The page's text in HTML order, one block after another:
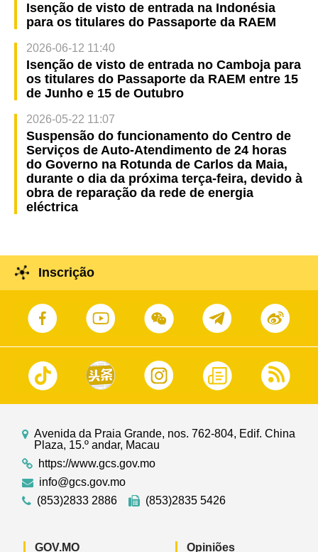
Isenção de visto de entrada na Indonésia
para os titulares do Passaporte da RAEM
2026-06-12 11:40
Isenção de visto de entrada no Camboja para
os titulares do Passaporte da RAEM entre 15
de Junho e 15 de Outubro
2026-05-22 11:07
Suspensão do funcionamento do Centro de
Serviços de Auto-Atendimento de 24 horas
do Governo na Rotunda de Carlos da Maia,
durante o dia da próxima terça-feira, devido à
obra de reparação da rede de energia
eléctrica
Inscrição
Avenida da Praia Grande, nos. 762-804, Edif. China
Plaza, 15.º andar, Macau
https://www.gcs.gov.mo
info@gcs.gov.mo
(853)2833 2886
(853)2835 5426
GOV.MO Opiniões